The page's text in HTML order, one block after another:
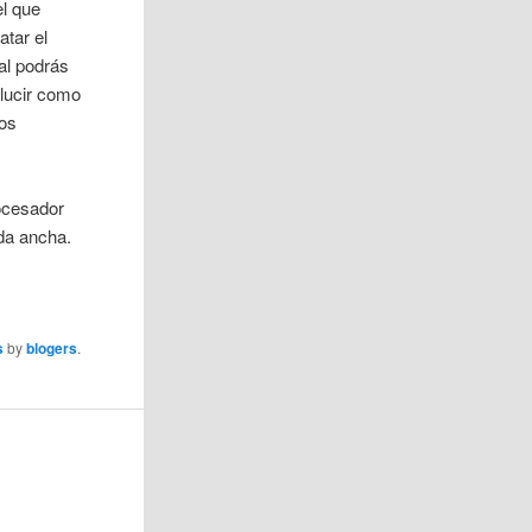
que
el
podrás
como
ancha.
byblogers.